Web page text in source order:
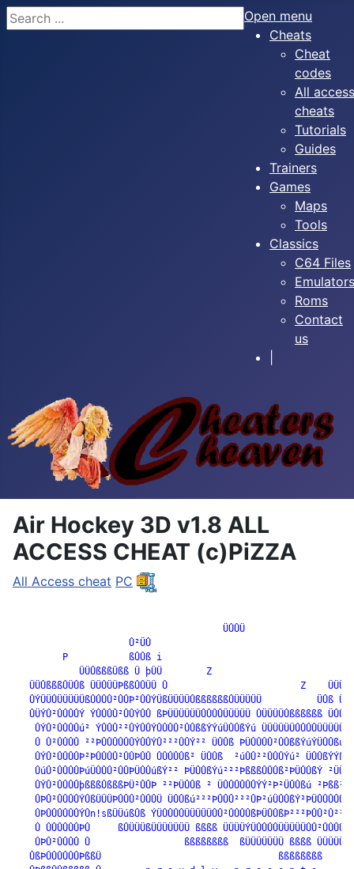
Search
Open menu
Cheats
Cheat
codes
All access
cheats
Tutorials
Guides
Trainers
Games
Maps
Tools
Classics
C64 Files
Emulators
Roms
Contact
us
Air Hockey 3D v1.8 ALL
ACCESS CHEAT (c)PiZZA
All Access cheat PC
                     Û²ÜÛ
P           ßÛÛß i
            ÜÜÛßßßÜßß Ü þÜÜ        Z
ÜÜÛßßßÛÜÛß ÜÜÛÜÜÞßßÛÛÜÜ Û                        Z
ÛÝÜÜÛÜÜÜÜÜßÛÛÛÛ²ÛÛÞ²ÛÛÝÜßÜÜÜÜÛßßßßßßÛÜÜÜÜÜ          ÜÛß
ÛÜÝÛ²ÛÛÛÛÝ ÝÛÛÛÛ²ÛÛÝÛÛ ßÞÜÜÜÜÜÜÛÛÛÛÜÜÜÜÜ ÛÜÜÜÜÛßßßßßß
ÛÝÛ²ÛÛÛÛú² ÝÛÛÛ²²ÛÝÛÛÝÛÛÛÛ²ÛÛßßÝÝúÜÛÛßÝú
Û Û²ÛÛÛÛ ²²ÞÛÛÛÛÛÛÝÛÛÝÛ²²²ÛÛÝ²² ÜÛÛß
ÛÝÛ²ÛÛÛÛÞ²ÞÛÛÛÛ²ÛÛÞÛÛ ÛÛÛÛÛß² ÜÛÛß  ²úÛÛ²²ÛÛÛÝú²
ÛúÛ²ÛÛÛÛÞúÜÛÛÛ²ÛÛÞÜÛÛúßÝ²² ÞÜÛÛßÝú²²²ÞßßßÛÛÛß²ÞÜÛÛßÝ
ÛÝÛ²ÛÛÛÛþßßßÛßßßÞÜ²ÛÛÞ ²²ÞÜÛÛß ² ÜÛÛÛÛÛÛÝÝ²Þ²ÜÛÛßú
ÛÞÛ²ÛÛÛÛÝÛßÜÜÜÞÛÛÛ²ÛÛÛÜ
ÛÞÛÛÛÛÛÛÝÛn!sßÜÜúßÛß
Û ÛÛÛÛÛÛÞÛ     ßÛÜÜÜßÜÜÜÜÜÜÜ ßßßß ÜÜÜÜÝÜÛÛÛÛÜÜÜÜÜÛÛ²ÛÛÛÛß
ÛÞÛ²ÛÛÛÛ Û                 ßßßßßßßß  ßÜÜÜÜÜÜÜ ßßßß
ÛßÞÛÛÛÛÛÛÞßßÜ                                ßßßßßßßß